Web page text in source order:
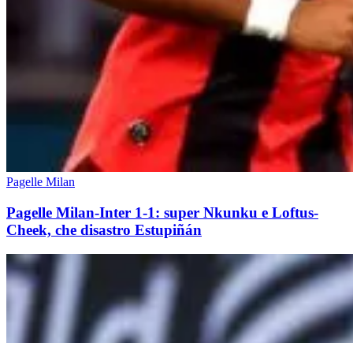
Pagelle Milan
Pagelle Milan-Inter 1-1: super Nkunku e Loftus-
Cheek, che disastro Estupiñán